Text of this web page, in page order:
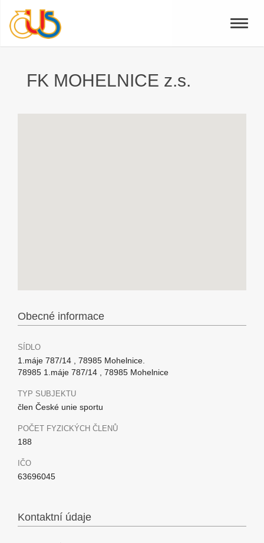
Toggle
FK MOHELNICE z.s.
Obecné informace
SÍDLO
1.máje 787/14 , 78985 Mohelnice.
78985 1.máje 787/14 , 78985 Mohelnice
TYP SUBJEKTU
člen České unie sportu
POČET FYZICKÝCH ČLENŮ
188
IČO
63696045
Kontaktní údaje